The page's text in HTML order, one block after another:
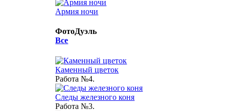
Армия ночи
ФотоДуэль
Все
Каменный цветок
Работа №4.
Следы железного коня
Работа №3.